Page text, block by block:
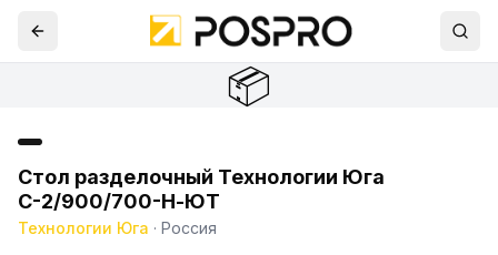
📦
Стол разделочный Технологии Юга
С-2/900/700-Н-ЮТ
Технологии Юга · Россия